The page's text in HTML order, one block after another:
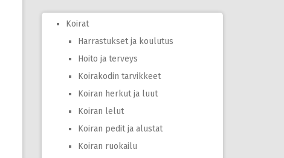
Koirat
Harrastukset ja koulutus
Hoito ja terveys
Koirakodin tarvikkeet
Koiran herkut ja luut
Koiran lelut
Koiran pedit ja alustat
Koiran ruokailu